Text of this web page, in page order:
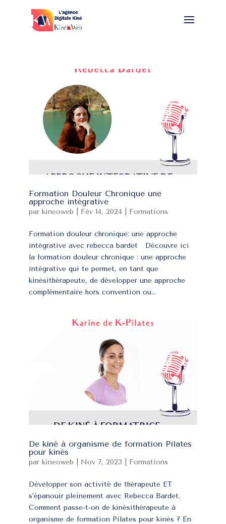
Formation Douleur Chronique une
approche intégrative
par kineoweb Fév 14, 2024| Formations
Formation douleur chronique: une approche
intégrative avec rebecca bardet Découvre ici
la formation douleur chronique : une approche
intégrative qui te permet, en tant que
kinésithérapeute, de développer une approche
complémentaire hors convention ou...
De kiné à organisme de formation Pilates
pour kinés
par kineoweb Nov 7, 2023 Formations
Développer son activité de thérapeute ET
s’épanouir pleinement avec Rebecca Bardet.
Comment passe-t-on de kinésithérapeute à
organisme de formation Pilates pour kinés ? En